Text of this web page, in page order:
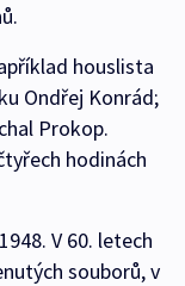
houslista
Ondřej Konrád;
Prokop.
hodinách
V 60. letech
souborů, v